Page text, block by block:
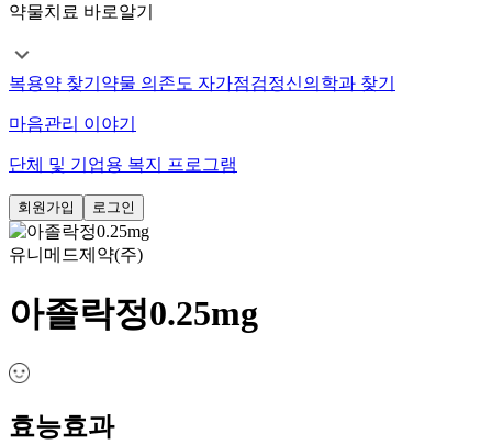
약물치료 바로알기
복용약 찾기 약물 의존도 자가점검정신의학과 찾기
마음관리 이야기
단체 및 기업용 복지 프로그램
회원가입 로그인
유니메드제약(주)
아졸락정0.25mg
효능효과